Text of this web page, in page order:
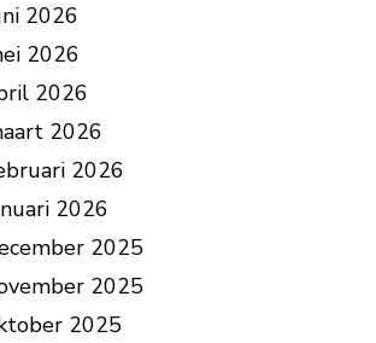
2026
2026
2026
2026
2026
2026
2025
2025
2025